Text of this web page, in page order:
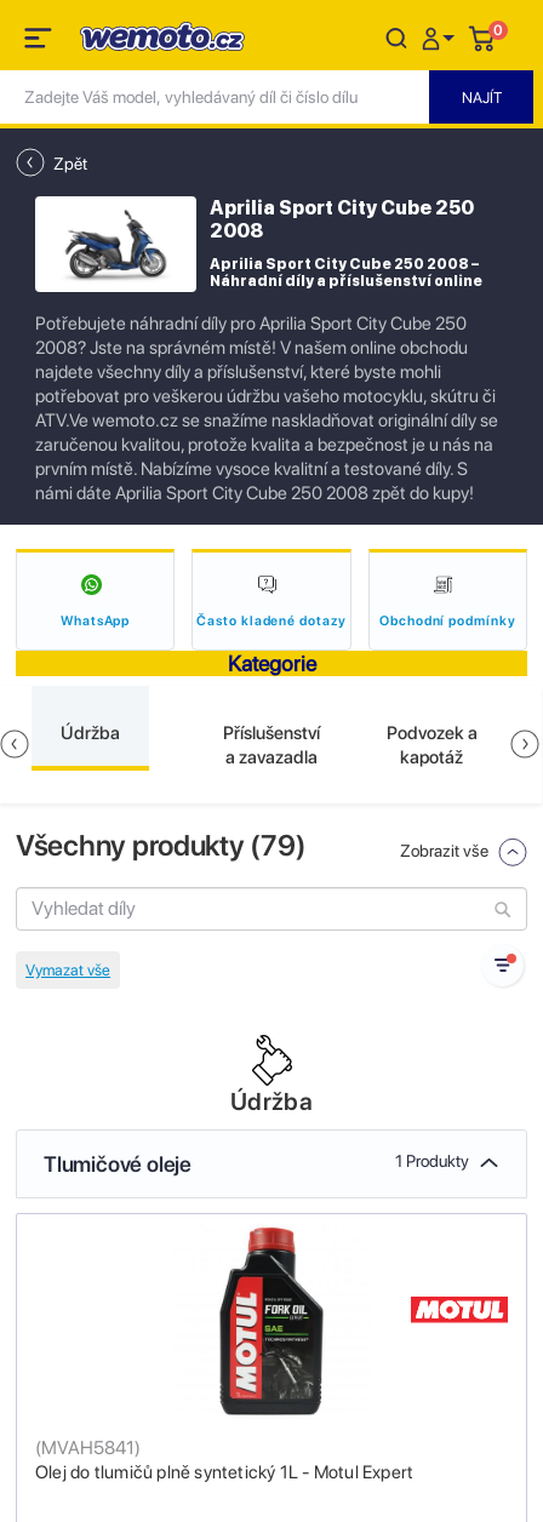
0
Zpět
Aprilia Sport City Cube 250
2008
Aprilia Sport City Cube 250 2008 –
Náhradní díly a příslušenství online
Potřebujete náhradní díly pro Aprilia Sport City Cube 250
2008? Jste na správném místě! V našem online obchodu
najdete všechny díly a příslušenství, které byste mohli
potřebovat pro veškerou údržbu vašeho motocyklu, skútru či
ATV.Ve wemoto.cz se snažíme naskladňovat originální díly se
zaručenou kvalitou, protože kvalita a bezpečnost je u nás na
prvním místě. Nabízíme vysoce kvalitní a testované díly. S
námi dáte Aprilia Sport City Cube 250 2008 zpět do kupy!
WhatsApp Často kladené dotazy Obchodní podmínky
Kategorie
Údržba
Příslušenství
a zavazadla
Podvozek a
kapotáž
Všechny produkty (79) Zobrazit vše
Údržba
Tlumičové oleje 1 Produkty
Olej do tlumičů plně syntetický 1L - Motul Expert
(MVAH5841)